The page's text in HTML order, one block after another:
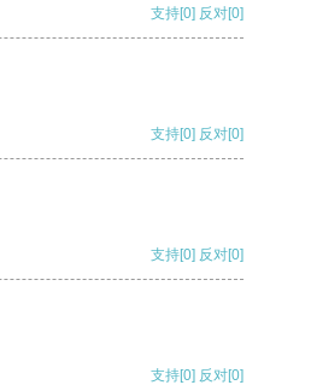
支持[0] 反对[0]
支持[0] 反对[0]
支持[0] 反对[0]
支持[0] 反对[0]